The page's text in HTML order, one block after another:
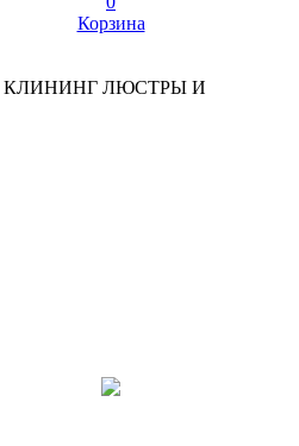
Корзина
КЛИНИНГ ЛЮСТРЫ И